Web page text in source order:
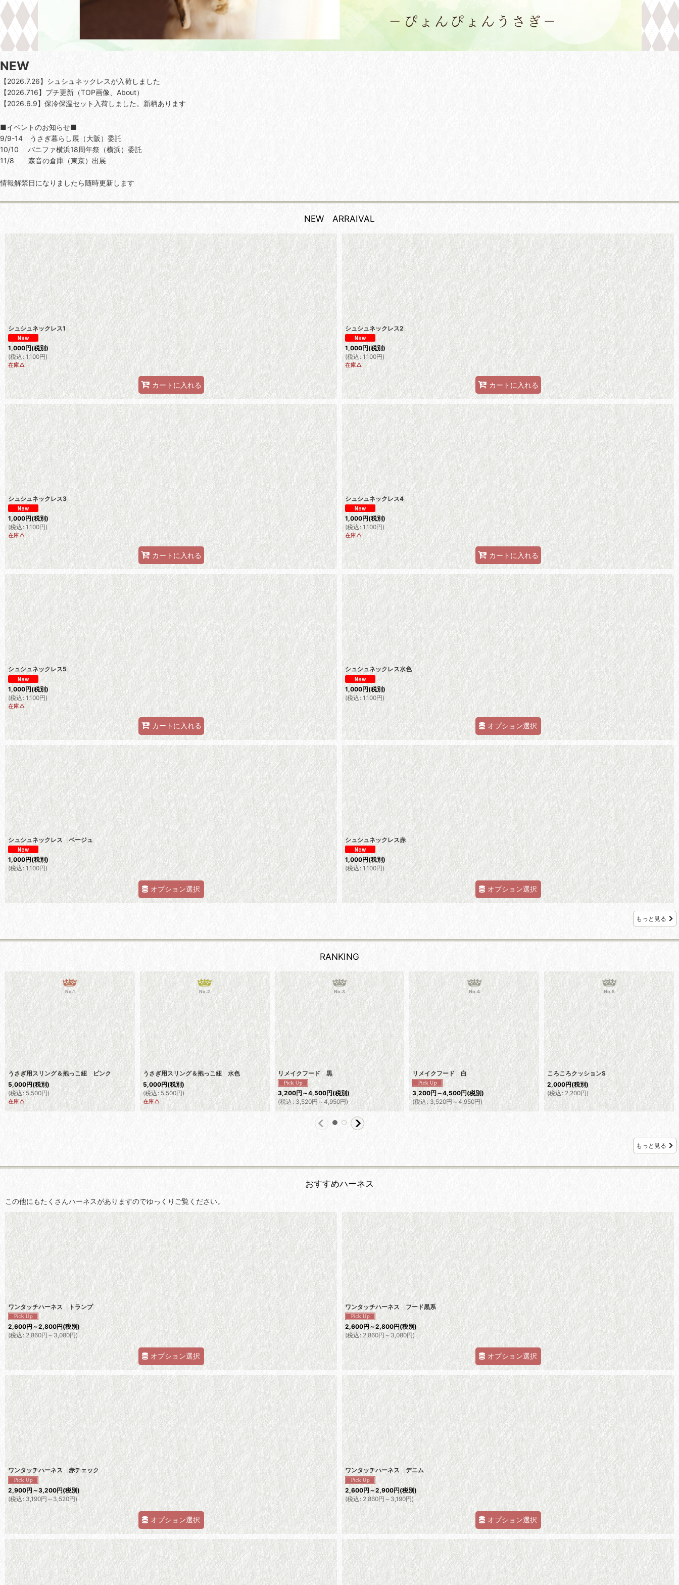
NEW
【2026.7.26】シュシュネックレスが入荷しました
【2026.716】プチ更新（TOP画像、About）
【2026.6.9】保冷保温セット入荷しました。新柄あります
■イベントのお知らせ■
9/9-14 うさぎ暮らし展（大阪）委託
10/10 バニファ横浜18周年祭（横浜）委託
11/8 森音の倉庫（東京）出展
情報解禁日になりましたら随時更新します
NEW ARRAIVAL
シュシュネックレス1
1,000円(税別)
(税込: 1,100円)
在庫△
カートに入れる
シュシュネックレス2
1,000円(税別)
(税込: 1,100円)
在庫△
カートに入れる
シュシュネックレス3
1,000円(税別)
(税込: 1,100円)
在庫△
カートに入れる
シュシュネックレス4
1,000円(税別)
(税込 : 1,100円)
在庫△
カートに入れる
シュシュネックレス5
1,000円(税別)
(税込: 1,100円)
在庫△
カートに入れる
シュシュネックレス水色
1,000円(税別)
(税込: 1,100円)
オプション選択
シュシュネックレス ベージュ
1,000円(税別)
(税込: 1,100円)
オプション選択
シュシュネックレス赤
1,000円(税別)
(税込: 1,100円)
オプション選択
もっと見る
RANKING
No.1
うさぎ用スリング＆抱っこ紐 ピンク
5,000円(税別)
(税込: 5,500円)
在庫△
No.2
うさぎ用スリング＆抱っこ紐 水色
5,000円(税別)
(税込 : 5,500円)
在庫△
No.3
リメイクフード 黒
3,200円 ～4,500円(税別)
(税込 : 3,520円～4,950円)
No.4
リメイクフード 白
3,200円 ～4,500円(税別)
(税込 : 3,520円～4,950円)
No.5
ころころクッションS
2,000円(税別)
(税込 : 2,200円)
もっと見る
おすすめハーネス
この他にもたくさんハーネスがありますのでゆっくりご覧ください。
ワンタッチハーネス トランプ
2,600円 ～2,800円(税別)
(税込: 2,860円～3,080円)
オプション選択
ワンタッチハーネス フード黒系
2,600円 ～2,800円(税別)
(税込: 2,860円～3,080円)
オプション選択
ワンタッチハーネス 赤チェック
2,900円～3,200円(税別)
(税込: 3,190円 ～3,520円)
オプション選択
ワンタッチハーネス デニム
2,600円～2,900円(税別)
(税込: 2,860円～3,190円)
オプション選択